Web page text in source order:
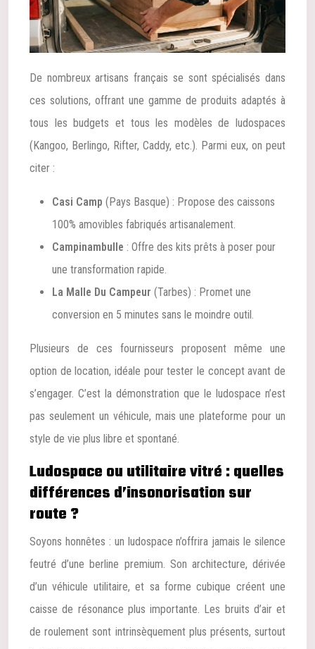
De nombreux artisans français se sont spécialisés dans
ces solutions, offrant une gamme de produits adaptés à
tous les budgets et tous les modèles de ludospaces
(Kangoo, Berlingo, Rifter, Caddy, etc.). Parmi eux, on peut
citer :
Casi Camp (Pays Basque) : Propose des caissons
100% amovibles fabriqués artisanalement.
Campinambulle : Offre des kits prêts à poser pour
une transformation rapide.
La Malle Du Campeur (Tarbes) : Promet une
conversion en 5 minutes sans le moindre outil.
Plusieurs de ces fournisseurs proposent même une
option de location, idéale pour tester le concept avant de
s’engager. C’est la démonstration que le ludospace n’est
pas seulement un véhicule, mais une plateforme pour un
style de vie plus libre et spontané.
Ludospace ou utilitaire vitré : quelles
différences d’insonorisation sur
route ?
Soyons honnêtes : un ludospace n’offrira jamais le silence
feutré d’une berline premium. Son architecture, dérivée
d’un véhicule utilitaire, et sa forme cubique créent une
caisse de résonance plus importante. Les bruits d’air et
de roulement sont intrinsèquement plus présents, surtout